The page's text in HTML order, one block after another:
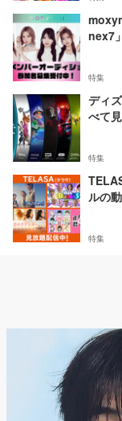
nex7」
特集
ディ
べて
特集
ルの
特集